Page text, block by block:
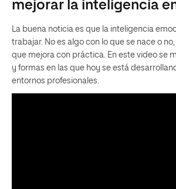
mejorar la inteligencia
La buena noticia es que la inteligencia
trabajar. No es algo con lo que se nace o
que mejora con práctica. En este video se
y formas en las que hoy se está
entornos profesionales.